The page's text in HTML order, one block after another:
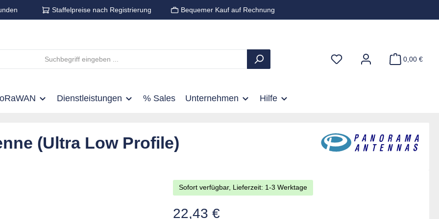
Staffelpreise nach Registrierung Bequemer Kauf auf Rechnung
0,00 €
Dienstleistungen % Sales Unternehmen Hilfe
(Ultra Low Profile)
Sofort verfügbar, Lieferzeit: 1-3 Werktage
Regulärer Preis:
22,43 €